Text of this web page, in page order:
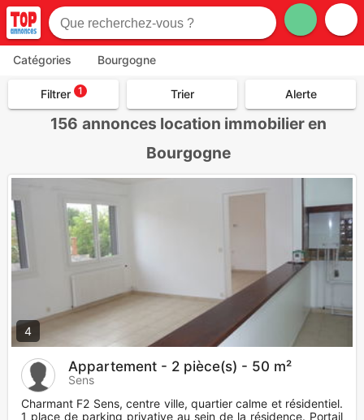
Catégories Bourgogne
Filtrer 1 Trier Alerte
156 annonces location immobilier en
Bourgogne
4
Appartement - 2 pièce(s) - 50 m²
Sens
Charmant F2 Sens, centre ville, quartier calme et résidentiel.
1 place de parking privative au sein de la résidence. Portail